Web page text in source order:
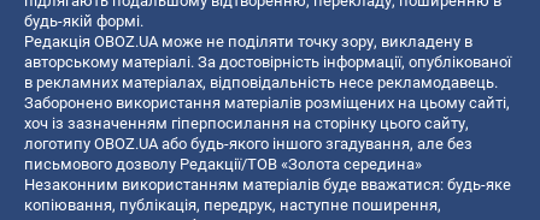
будь-якій формі.
Редакція OBOZ.UA може не поділяти точку зору, викладену в
авторському матеріалі. За достовірність інформації, опублікованої
в рекламних матеріалах, відповідальність несе рекламодавець.
Заборонено використання матеріалів розміщених на цьому сайті,
хоч із зазначенням гіперпосилання на сторінку цього сайту,
логотипу OBOZ.UA або будь-якого іншого згадування, але без
письмового дозволу Редакції/ТОВ «Золота середина»
Незаконним використанням матеріалів буде вважатися: будь-яке
копiювання, публiкацiя, передрук, наступне поширення,